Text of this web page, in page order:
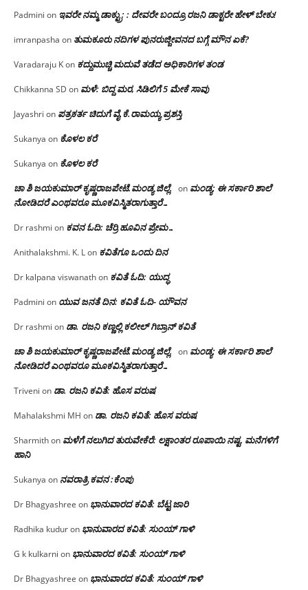
Padmini on ಇವರೇ ನಮ್ಮ ಡಾಕ್ಟ್ರು; : ದೇವರೇ ಬಂದ್ರೂ ರಜನಿ ಡಾಕ್ಟರೇ ಹೇಳ್ ಬೇಕು!
imranpasha on ತುಮಕೂರು ನದಿಗಳ ಪುನರುಜ್ಜೀವನದ ಬಗ್ಗೆ ಮೌನ ಏಕೆ?
Varadaraju Kon ಕದ್ದುಮುಚ್ಚಿ ಮದುವೆ ತಡೆದ ಅಧಿಕಾರಿಗಳ ತಂಡ
Chikkanna SD on ಮಳೆ: ಬಿದ್ದ ಮರ, ಸಿಡಿಲಿಗೆ 5 ಮೇಕೆ ಸಾವು
Jayashri on ಪತ್ರಕರ್ತ ಚಿದುಗೆ ವೈ.ಕೆ.ರಾಮಯ್ಯ ಪ್ರಶಸ್ತಿ
Sukanya on ಕೊಳಲ ಕರೆ
Sukanya on ಕೊಳಲ ಕರೆ
ಚಾ ಶಿ ಜಯಕುಮಾರ್ ಕೃಷ್ಣರಾಜಪೇಟೆ.ಮಂಡ್ಯ ಜಿಲ್ಲೆ. on ಮಂಡ್ಯ: ಈ ಸರ್ಕಾರಿ ಶಾಲೆ
ನೋಡಿದರೆ ಎಂಥವರೂ ಮೂಕವಿಸ್ಮಿತರಾಗುತ್ತಾರೆ…
Dr rashmi on ಕವನ ಓದಿ: ಚೆರ್ರಿ ಹೂವಿನ ಪ್ರೇಮ…
Anithalakshmi. K. Lon ಕವಿತೆಗೂ ಒಂದು ದಿನ
Dr kalpana viswanathon ಕವಿತೆ ಓದಿ: ಯುದ್ಧ
Padmini on ಯುವ ಜನತೆ ದಿನ: ಕವಿತೆ ಓದಿ- ಯೌವನ
Dr rashmi on ಡಾ. ರಜನಿ‌ ಕಣ್ಣಲ್ಲಿ ಕಲೀಲ್ ಗಿಬ್ರಾನ್ ಕವಿತೆ
ಚಾ ಶಿ ಜಯಕುಮಾರ್ ಕೃಷ್ಣರಾಜಪೇಟೆ.ಮಂಡ್ಯ ಜಿಲ್ಲೆ. on ಮಂಡ್ಯ: ಈ ಸರ್ಕಾರಿ ಶಾಲೆ
ನೋಡಿದರೆ ಎಂಥವರೂ ಮೂಕವಿಸ್ಮಿತರಾಗುತ್ತಾರೆ…
Triveni on ಡಾ. ರಜನಿ ಕವಿತೆ: ಹೊಸ ವರುಷ
Mahalakshmi MH on ಡಾ. ರಜನಿ ಕವಿತೆ: ಹೊಸ ವರುಷ
Sharmithon ಮಳೆಗೆ ನಲುಗಿದ ತುರುವೇಕೆರೆ: ಲಕ್ಷಾಂತರ ರೂಪಾಯಿ ನಷ್ಟ, ಮನೆಗಳಿಗೆ
ಹಾನಿ
Sukanya on ನವರಾತ್ರಿ ಕವನ :ಕೆಂಪು
Dr Bhagyashree on ಭಾನುವಾರದ ಕವಿತೆ: ಬೆಟ್ಟ ಜಾರಿ
Radhika kuduron ಭಾನುವಾರದ ಕವಿತೆ: ಸುಂಯ್ ಗಾಳಿ
G k kulkarni on ಭಾನುವಾರದ ಕವಿತೆ: ಸುಂಯ್ ಗಾಳಿ
Dr Bhagyashree on ಭಾನುವಾರದ ಕವಿತೆ: ಸುಂಯ್ ಗಾಳಿ